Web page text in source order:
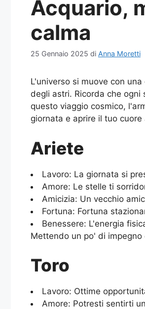
Acquario,
calma
25 Gennaio 2025 di Anna Moretti
L'universo si muove con
degli astri. Ricorda che
questo viaggio cosmico,
giornata e aprire il tuo
Ariete
Lavoro: La giornata si
Amore: Le stelle ti
Amicizia: Un vecchio
Fortuna: Fortuna
Benessere: L'energia
Mettendo un po' di
Toro
Lavoro: Ottime
Amore: Potresti sentirti